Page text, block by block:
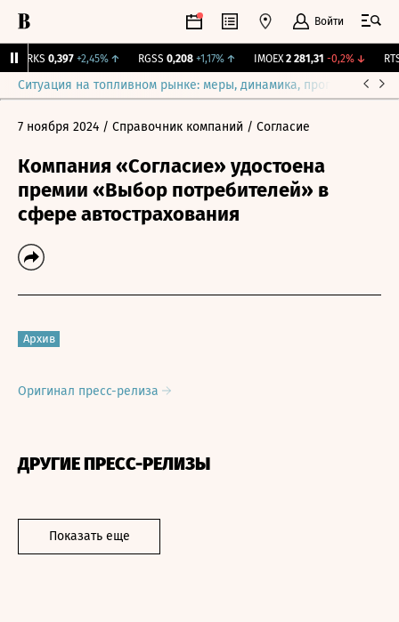
Войти
MRKS 0,397 +2,45%↑ RGSS 0,208 +1,17%↑ IMOEX 2 281,31 -0,2%↓ RTSI
Ситуация на топливном рынке: меры, динамика, прогнозы
7 ноября 2024 / Справочник компаний / Согласие
Компания «Согласие» удостоена
премии «Выбор потребителей» в
сфере автострахования
Архив
Оригинал пресс-релиза
ДРУГИЕ ПРЕСС-РЕЛИЗЫ
Показать еще